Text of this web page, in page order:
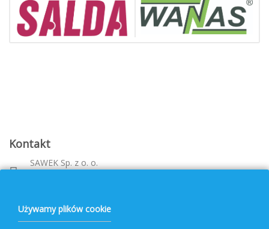
Kontakt
SAWEK Sp. z o. o.
Metalowca 26, 39-460 Nowa Dęba
+ 48 796 477 417
Używamy plików cookie